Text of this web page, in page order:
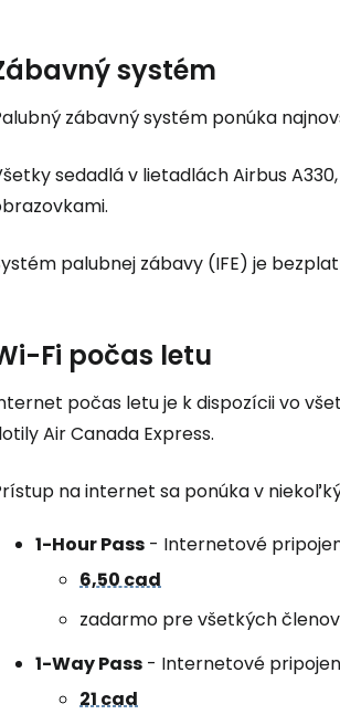
systém
zábavný systém ponúka
sedadlá v lietadlách Airbus
palubnej zábavy (IFE) je
Fi počas letu
počas letu je k dispozícii vo
Air Canada Express.
na internet sa ponúka v
1-Hour Pass - Internetové
6,50 cad
zadarmo pre všetkých
1-Way Pass - Internetové
21 cad
... celosvetovej